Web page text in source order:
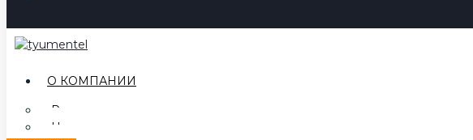
О КОМПАНИИ
Руководство
Наша история